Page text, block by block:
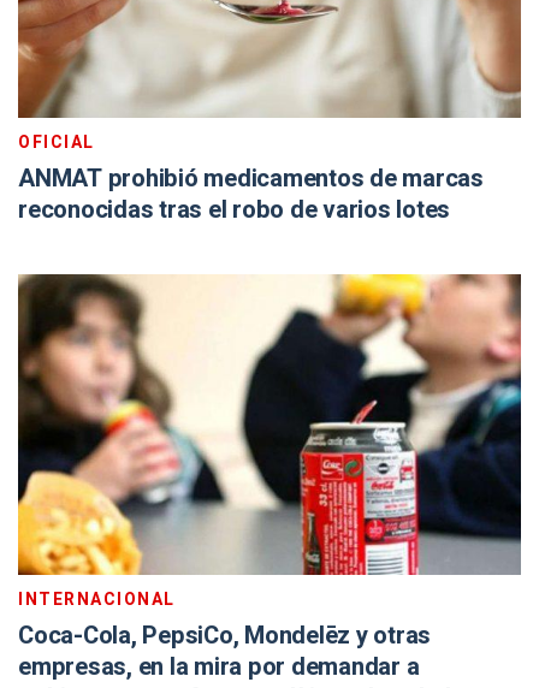
OFICIAL
ANMAT prohibió medicamentos de marcas
reconocidas tras el robo de varios lotes
INTERNACIONAL
Coca-Cola, PepsiCo, Mondelēz y otras
empresas, en la mira por demandar a